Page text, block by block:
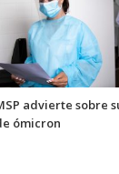
advierte sobre
ómicron